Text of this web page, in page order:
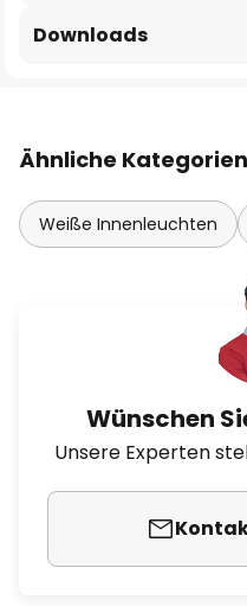
Downloads
Ähnliche Kategorien
Weiße Innenleuchten
Wünschen
Unsere Experten